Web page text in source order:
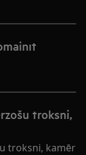
troksni,
troksni, kamēr